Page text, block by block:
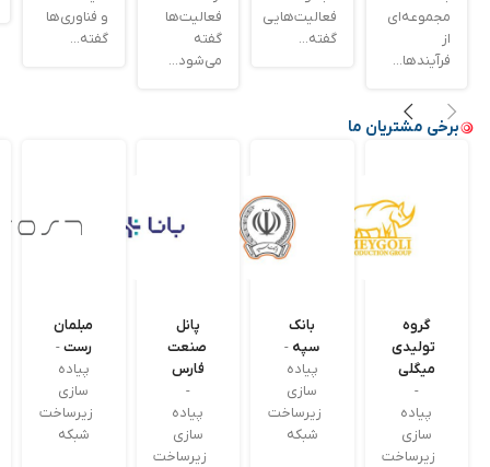
مجموعه‌ای
از
فرآیندها...
فعالیت‌هایی
گفته...
فعالیت‌ها
گفته
می‌شود...
و فناوری‌ها
گفته...
برخی مشتریان ما
شرکت
ملی
نفت
ایران
پیاده
سازی
زیرساخت
گاردن
هال
پیاده
سازی
زیرساخت
شبکه
جهان
شیمی
بسپار
پیاده
سازی
زیرساخت
الوان
سازان
آگاه
پارس
پیاده